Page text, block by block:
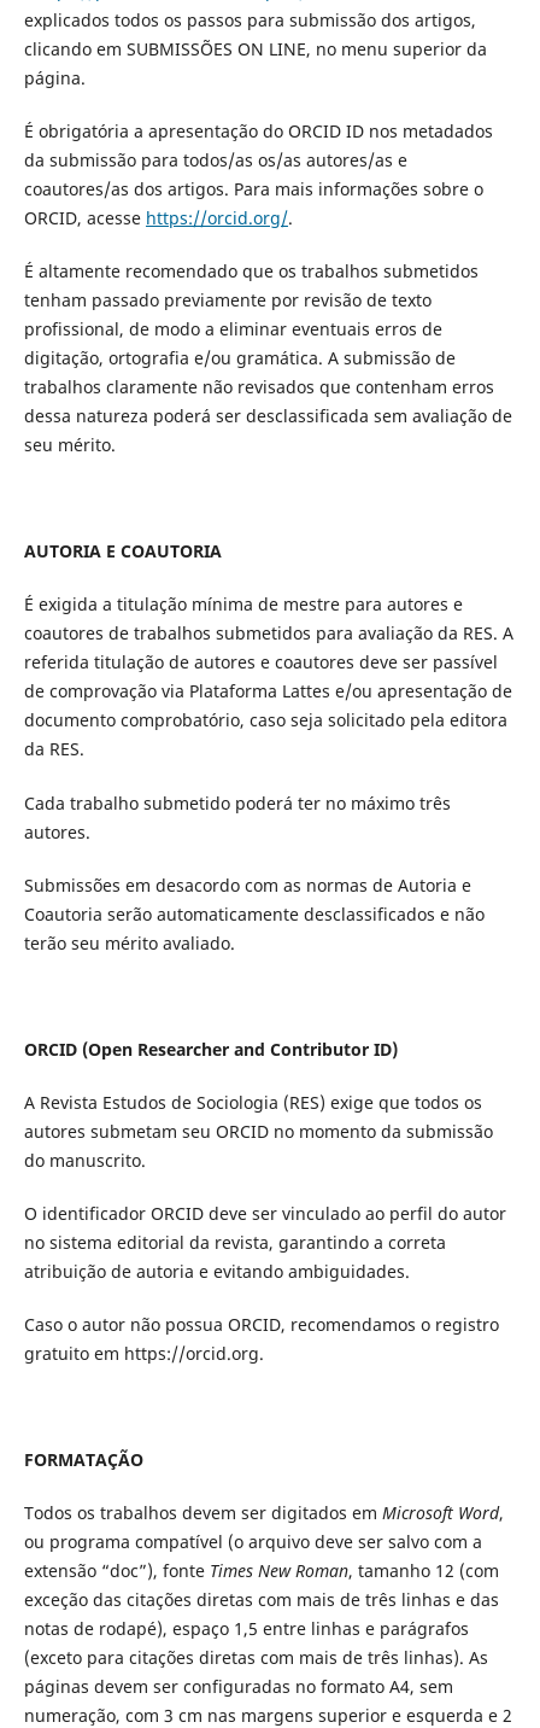
explicados todos os passos para submissão dos artigos,
clicando em SUBMISSÕES ON LINE, no menu superior da
página.
É obrigatória a apresentação do ORCID ID nos metadados
da submissão para todos/as os/as autores/as e
coautores/as dos artigos. Para mais informações sobre o
ORCID, acesse https://orcid.org/.
É altamente recomendado que os trabalhos submetidos
tenham passado previamente por revisão de texto
profissional, de modo a eliminar eventuais erros de
digitação, ortografia e/ou gramática. A submissão de
trabalhos claramente não revisados que contenham erros
dessa natureza poderá ser desclassificada sem avaliação de
seu mérito.
AUTORIA E COAUTORIA
É exigida a titulação mínima de mestre para autores e
coautores de trabalhos submetidos para avaliação da RES. A
referida titulação de autores e coautores deve ser passível
de comprovação via Plataforma Lattes e/ou apresentação de
documento comprobatório, caso seja solicitado pela editora
da RES.
Cada trabalho submetido poderá ter no máximo três
autores.
Submissões em desacordo com as normas de Autoria e
Coautoria serão automaticamente desclassificados e não
terão seu mérito avaliado.
ORCID (Open Researcher and Contributor ID)
A Revista Estudos de Sociologia (RES) exige que todos os
autores submetam seu ORCID no momento da submissão
do manuscrito.
O identificador ORCID deve ser vinculado ao perfil do autor
no sistema editorial da revista, garantindo a correta
atribuição de autoria e evitando ambiguidades.
Caso o autor não possua ORCID, recomendamos o registro
gratuito em https://orcid.org.
FORMATAÇÃO
Todos os trabalhos devem ser digitados em Microsoft Word,
ou programa compatível (o arquivo deve ser salvo com a
extensão “doc”), fonte Times New Roman, tamanho 12 (com
exceção das citações diretas com mais de três linhas e das
notas de rodapé), espaço 1,5 entre linhas e parágrafos
(exceto para citações diretas com mais de três linhas). As
páginas devem ser configuradas no formato A4, sem
numeração, com 3 cm nas margens superior e esquerda e 2